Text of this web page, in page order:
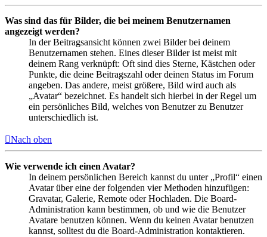
Was sind das für Bilder, die bei meinem Benutzernamen
angezeigt werden?
In der Beitragsansicht können zwei Bilder bei deinem
Benutzernamen stehen. Eines dieser Bilder ist meist mit
deinem Rang verknüpft: Oft sind dies Sterne, Kästchen oder
Punkte, die deine Beitragszahl oder deinen Status im Forum
angeben. Das andere, meist größere, Bild wird auch als
„Avatar“ bezeichnet. Es handelt sich hierbei in der Regel um
ein persönliches Bild, welches von Benutzer zu Benutzer
unterschiedlich ist.
Nach oben
Wie verwende ich einen Avatar?
In deinem persönlichen Bereich kannst du unter „Profil“ einen
Avatar über eine der folgenden vier Methoden hinzufügen:
Gravatar, Galerie, Remote oder Hochladen. Die Board-
Administration kann bestimmen, ob und wie die Benutzer
Avatare benutzen können. Wenn du keinen Avatar benutzen
kannst, solltest du die Board-Administration kontaktieren.